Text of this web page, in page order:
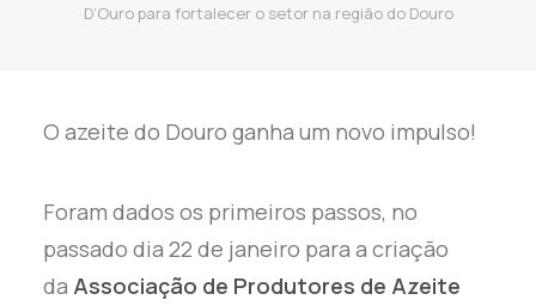
D’Ouro para fortalecer o setor na região do Douro
O azeite do Douro ganha um novo impulso!
Foram dados os primeiros passos, no
passado dia 22 de janeiro para a criação
da Associação de Produtores de Azeite